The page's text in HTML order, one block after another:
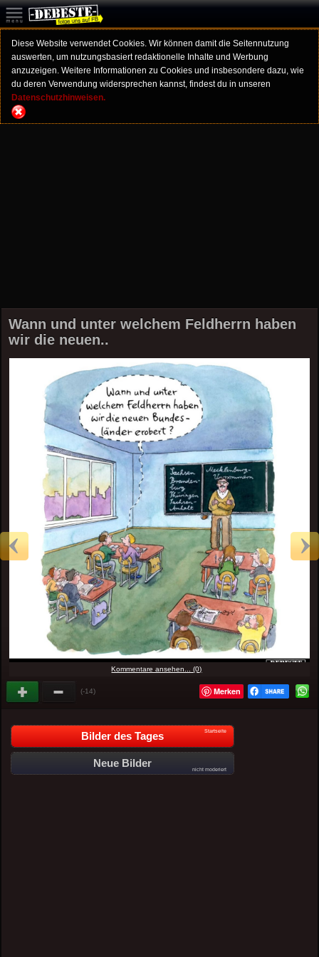
Diese Website verwendet Cookies. Wir können damit die Seitennutzung
auswerten, um nutzungsbasiert redaktionelle Inhalte und Werbung
anzuzeigen. Weitere Informationen zu Cookies und insbesondere dazu, wie
du deren Verwendung widersprechen kannst, findest du in unseren
Datenschutzhinweisen.
Wann und unter welchem Feldherrn haben
wir die neuen..
Kommentare ansehen... (0)
(-14) Merken
Bilder des Tages Startseite
Neue Bilder
nicht moderiert